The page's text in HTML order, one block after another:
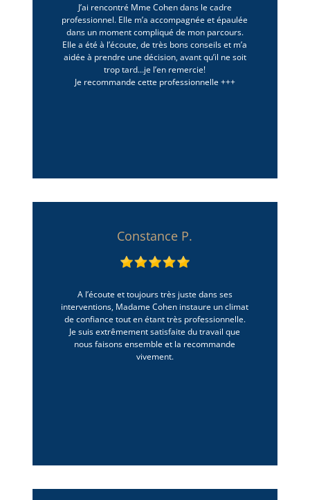
J’ai rencontré Mme Cohen dans le cadre
professionnel. Elle m’a accompagnée et épaulée
dans un moment compliqué de mon parcours.
Elle a été à l’écoute, de très bons conseils et m’a
aidée à prendre une décision, avant qu’il ne soit
trop tard…je l’en remercie!
Je recommande cette professionnelle +++
Constance P.
A l’écoute et toujours très juste dans ses
interventions, Madame Cohen instaure un climat
de confiance tout en étant très professionnelle.
Je suis extrêmement satisfaite du travail que
nous faisons ensemble et la recommande
vivement.